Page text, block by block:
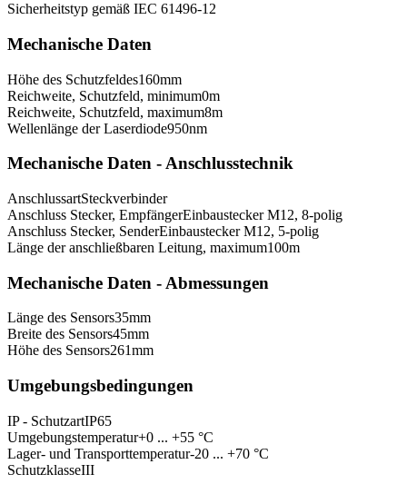
Sicherheitstyp gemäß IEC 61496-1 2
Mechanische Daten
Höhe des Schutzfeldes160mm
Reichweite, Schutzfeld, minimum0m
Reichweite, Schutzfeld, maximum8m
Wellenlänge der Laserdiode950nm
Mechanische Daten - Anschlusstechnik
AnschlussartSteckverbinder
Anschluss Stecker, EmpfängerEinbaustecker M12, 8-polig
Anschluss Stecker, SenderEinbaustecker M12, 5-polig
Länge der anschließbaren Leitung, maximum100m
Mechanische Daten - Abmessungen
Länge des Sensors35mm
Breite des Sensors45mm
Höhe des Sensors261mm
Umgebungsbedingungen
IP - SchutzartIP65
Umgebungstemperatur+0 ... +55 °C
Lager- und Transporttemperatur-20 ... +70 °C
SchutzklasseIII